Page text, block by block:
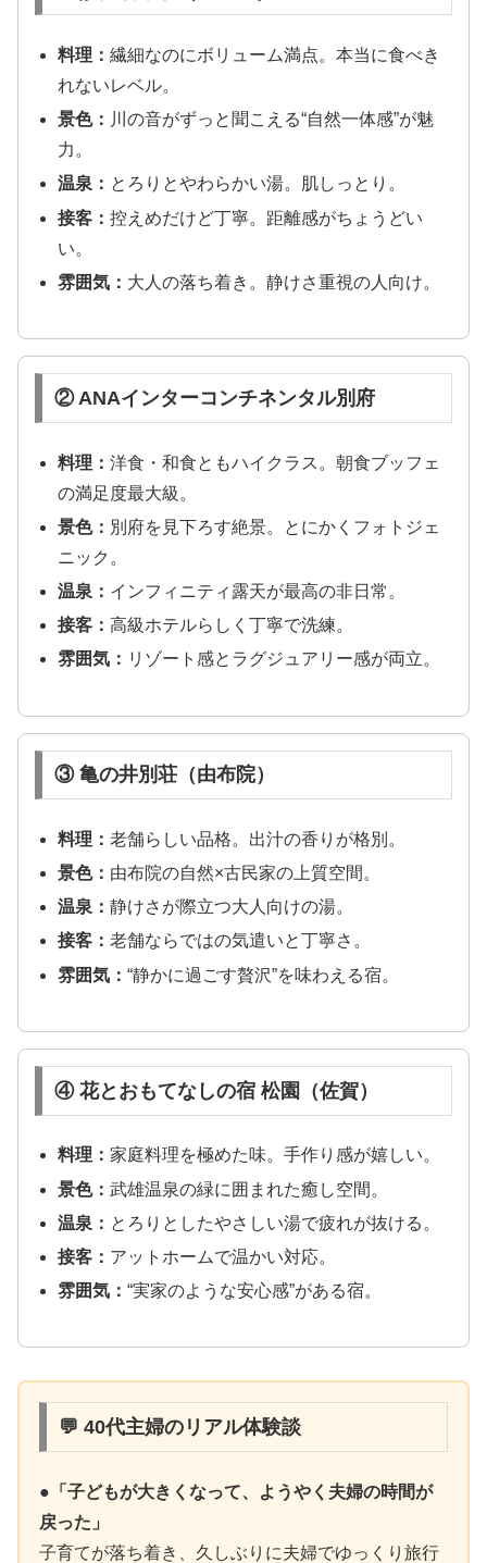
料理：繊細なのにボリューム満点。本当に食べき
れないレベル。
景色： 川の音がずっと聞こえる“自然一体感”が魅
力。
温泉： とろりとやわらかい湯。肌しっとり。
接客：控えめだけど丁寧。距離感がちょうどい
い。
雰囲気： 大人の落ち着き。静けさ重視の人向け。
② ANAインターコンチネンタル別府
料理：洋食・和食ともハイクラス。朝食ブッフェ
の満足度最大級。
景色： 別府を見下ろす絶景。とにかくフォトジェ
ニック。
温泉： インフィニティ露天が最高の非日常。
接客：高級ホテルらしく丁寧で洗練。
雰囲気： リゾート感とラグジュアリー感が両立。
③ 亀の井別荘（由布院）
料理：老舗らしい品格。出汁の香りが格別。
景色： 由布院の自然×古民家の上質空間。
温泉：静けさが際立つ大人向けの湯。
接客：老舗ならではの気遣いと丁寧さ。
雰囲気：“静かに過ごす贅沢”を味わえる宿。
④ 花とおもてなしの宿 松園（佐賀）
料理：家庭料理を極めた味。手作り感が嬉しい。
景色：武雄温泉の緑に囲まれた癒し空間。
温泉： とろりとしたやさしい湯で疲れが抜ける。
接客： アットホームで温かい対応。
雰囲気：“実家のような安心感”がある宿。
💬 40代主婦のリアル体験談
●「子どもが大きくなって、ようやく夫婦の時間が
戻った」
子育てが落ち着き、久しぶりに夫婦でゆっくり旅行